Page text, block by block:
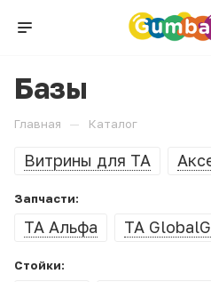
Базы
Главная — Каталог
Витрины для ТА
Запчасти:
ТА Альфа ТА
Стойки: